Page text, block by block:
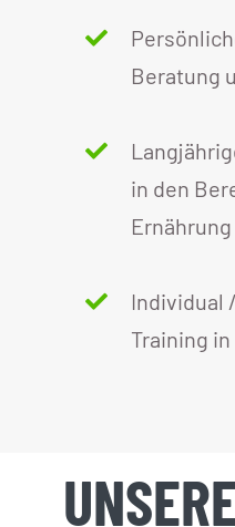
Beratung
in den
Individual
Training